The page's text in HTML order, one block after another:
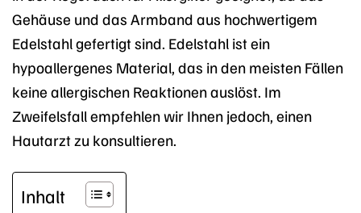
Gehäuse und das Armband aus hochwertigem
Edelstahl gefertigt sind. Edelstahl ist ein
hypoallergenes Material, das in den meisten Fällen
keine allergischen Reaktionen auslöst. Im
Zweifelsfall empfehlen wir Ihnen jedoch, einen
Hautarzt zu konsultieren.
Inhalt